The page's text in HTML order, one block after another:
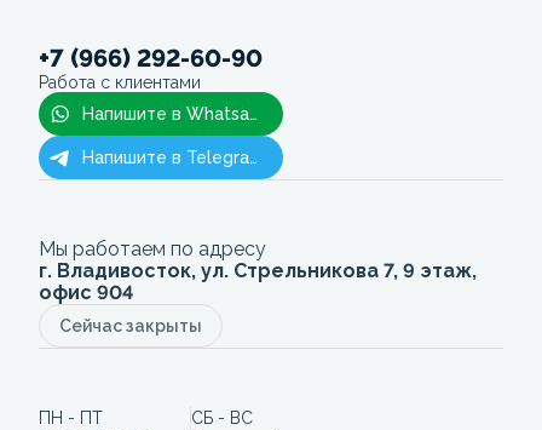
+7 (966) 292-60-90
Работа с клиентами
Напишите в Whatsapp
Напишите в Telegram
Мы работаем по адресу
г. Владивосток, ул. Стрельникова 7, 9 этаж,
офис 904
Сейчас закрыты
ПН - ПТ
СБ - ВС